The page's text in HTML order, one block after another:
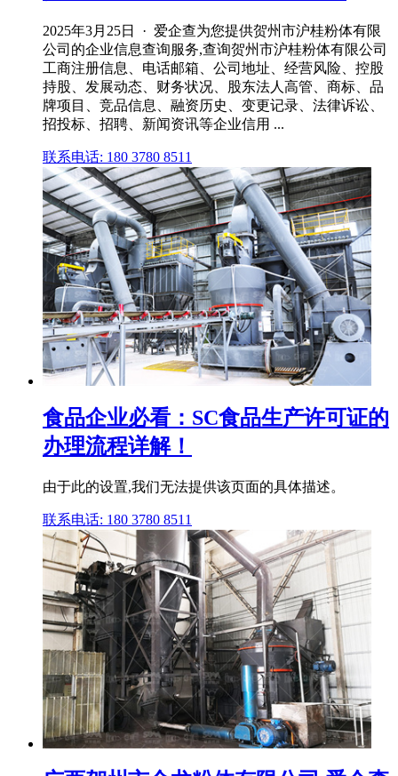
2025年3月25日 · 爱企查为您提供贺州市沪桂粉体有限
公司的企业信息查询服务,查询贺州市沪桂粉体有限公司
工商注册信息、电话邮箱、公司地址、经营风险、控股
持股、发展动态、财务状况、股东法人高管、商标、品
牌项目、竞品信息、融资历史、变更记录、法律诉讼、
招投标、招聘、新闻资讯等企业信用 ...
联系电话: 180 3780 8511
食品企业必看：SC食品生产许可证的
办理流程详解！
由于此的设置,我们无法提供该页面的具体描述。
联系电话: 180 3780 8511